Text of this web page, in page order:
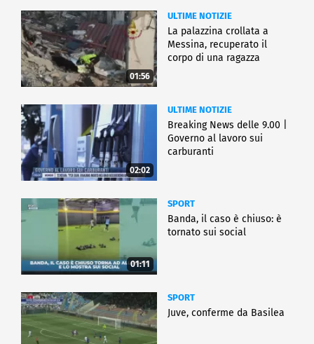
01:56
ULTIME NOTIZIE
La palazzina crollata a
Messina, recuperato il
corpo di una ragazza
02:02
ULTIME NOTIZIE
Breaking News delle 9.00 |
Governo al lavoro sui
carburanti
01:11
SPORT
Banda, il caso è chiuso: è
tornato sui social
SPORT
Juve, conferme da Basilea